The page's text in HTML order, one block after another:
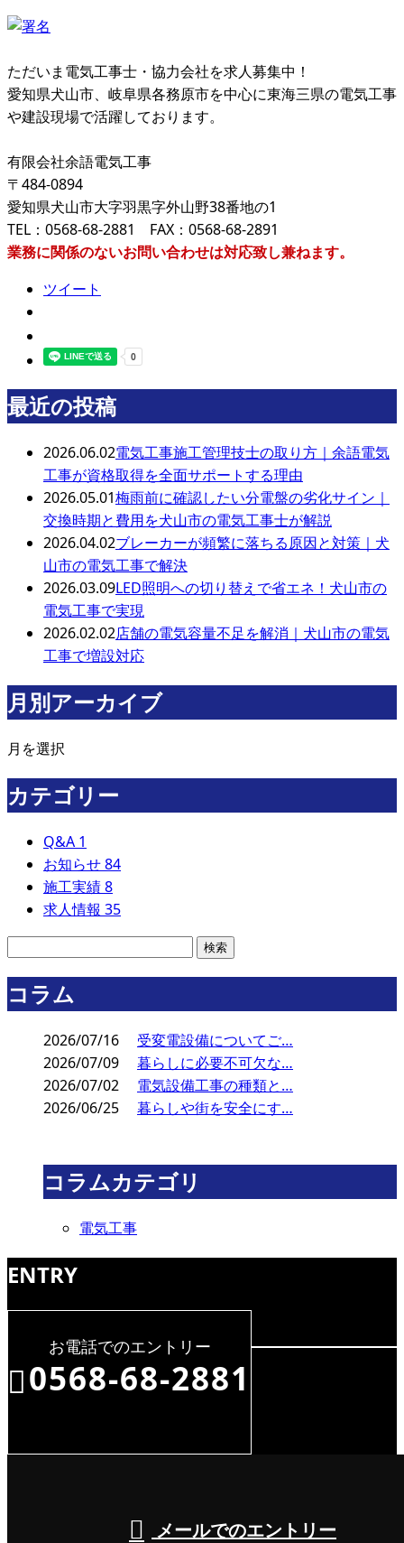
ただいま電気工事士・協力会社を求人募集中！
愛知県犬山市、岐阜県各務原市を中心に東海三県の電気工事
や建設現場で活躍しております。
有限会社余語電気工事
〒484-0894
愛知県犬山市大字羽黒字外山野38番地の1
TEL：0568-68-2881 FAX：0568-68-2891
業務に関係のないお問い合わせは対応致し兼ねます。
ツイート
最近の投稿
2026.06.02電気工事施工管理技士の取り方｜余語電気
工事が資格取得を全面サポートする理由
2026.05.01梅雨前に確認したい分電盤の劣化サイン｜
交換時期と費用を犬山市の電気工事士が解説
2026.04.02ブレーカーが頻繁に落ちる原因と対策｜犬
山市の電気工事で解決
2026.03.09LED照明への切り替えで省エネ！犬山市の
電気工事で実現
2026.02.02店舗の電気容量不足を解消｜犬山市の電気
工事で増設対応
月別アーカイブ
月を選択
カテゴリー
Q&A 1
お知らせ84
施工実績8
求人情報 35
コラム
2026/07/16
受変電設備についてご…
2026/07/09
暮らしに必要不可欠な…
2026/07/02
電気設備工事の種類と…
2026/06/25
暮らしや街を安全にす…
コラムカテゴリ
電気工事
ENTRY
お電話でのエントリー
0568-68-2881
メールでのエントリー